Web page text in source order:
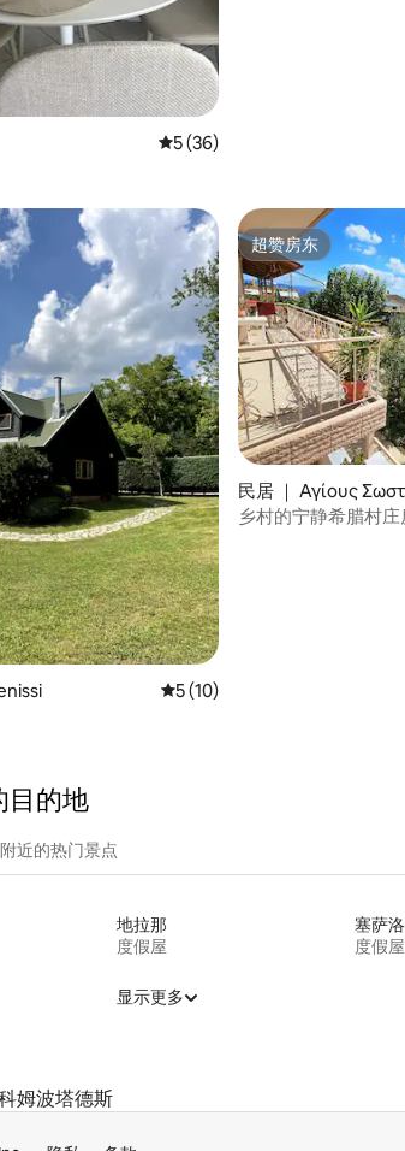
平均评分 5 分（满分 5 分），
5 (36)
」
平均评分 5 分（满分 5 分），
5 (10)
超赞房东
超赞房东
民居 ｜ Αγίους
乡村的宁静希腊村庄
目的地
附近的热门景点
地拉那
度假屋
塞萨
度假屋
显示更多
姆波塔德斯